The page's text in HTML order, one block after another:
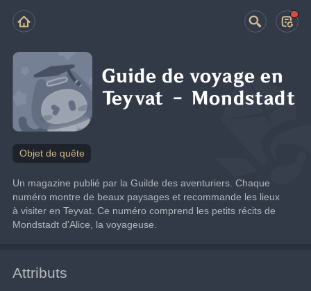
Guide de voyage en
Teyvat – Mondstadt
Objet de quête
Un magazine publié par la Guilde des aventuriers. Chaque
numéro montre de beaux paysages et recommande les lieux
à visiter en Teyvat. Ce numéro comprend les petits récits de
Mondstadt d'Alice, la voyageuse.
Attributs